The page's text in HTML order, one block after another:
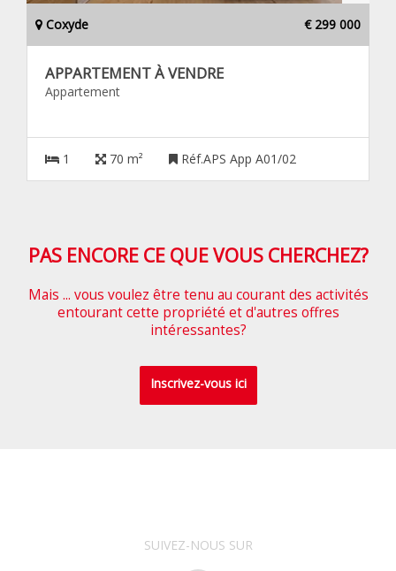
Coxyde € 299 000
APPARTEMENT À VENDRE
Appartement
1 70 m² Réf.APS App A01/02
PAS ENCORE CE QUE VOUS CHERCHEZ?
Mais ... vous voulez être tenu au courant des activités
entourant cette propriété et d'autres offres
intéressantes?
Inscrivez-vous ici
SUIVEZ-NOUS SUR